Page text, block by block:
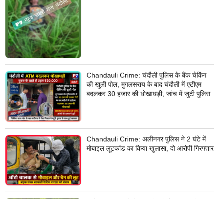
Chandauli Crime: चंदौली पुलिस के बैंक चेकिंग
की खुली पोल, मुगलसराय के बाद चंदौली में एटीएम
बदलकर 30 हजार की धोखाधड़ी, जांच में जुटी पुलिस
Chandauli Crime: अलीनगर पुलिस ने 2 घंटे में
मोबाइल लूटकांड का किया खुलासा, दो आरोपी गिरफ्तार